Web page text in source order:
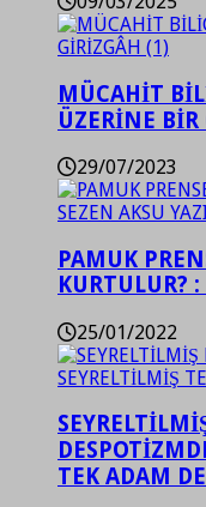
MÜCAHİT
ÜZERİNE
29/07/2023
PAMUK
KURTULUR?
25/01/2022
TEK ADAM